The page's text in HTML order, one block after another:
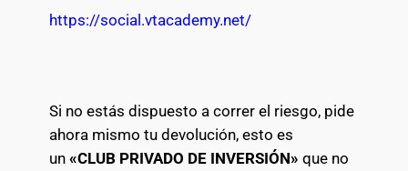
https://social.vtacademy.net/
Si no estás dispuesto a correr el riesgo, pide
ahora mismo tu devolución, esto es
un «CLUB PRIVADO DE INVERSIÓN» que no